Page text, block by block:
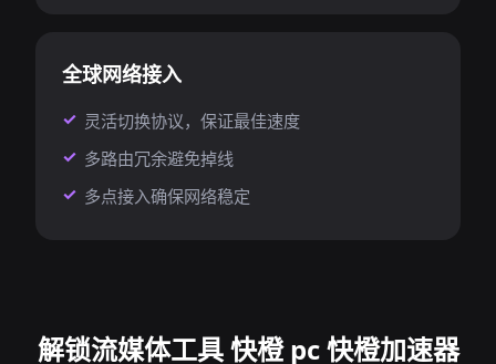
全球网络接入
灵活切换协议，保证最佳速度
多路由冗余避免掉线
多点接入确保网络稳定
解锁流媒体工具 快橙 pc 快橙加速器